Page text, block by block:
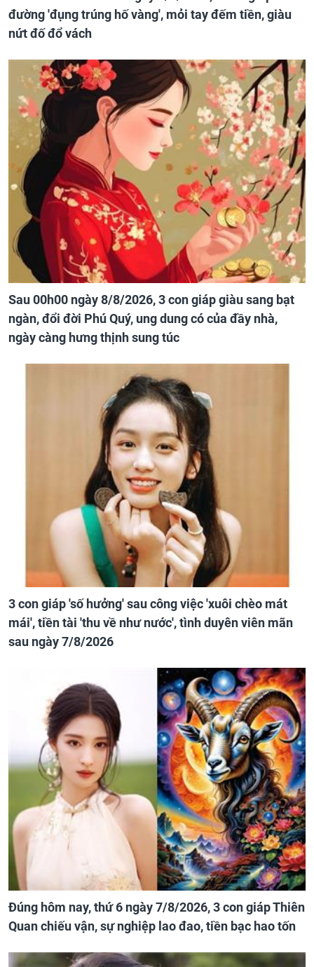
đường 'đụng trúng hố vàng', mỏi tay đếm tiền, giàu
nứt đố đổ vách
Sau 00h00 ngày 8/8/2026, 3 con giáp giàu sang bạt
ngàn, đổi đời Phú Quý, ung dung có của đầy nhà,
ngày càng hưng thịnh sung túc
3 con giáp 'số hưởng' sau công việc 'xuôi chèo mát
mái', tiền tài 'thu về như nước', tình duyên viên mãn
sau ngày 7/8/2026
Đúng hôm nay, thứ 6 ngày 7/8/2026, 3 con giáp Thiên
Quan chiếu vận, sự nghiệp lao đao, tiền bạc hao tốn